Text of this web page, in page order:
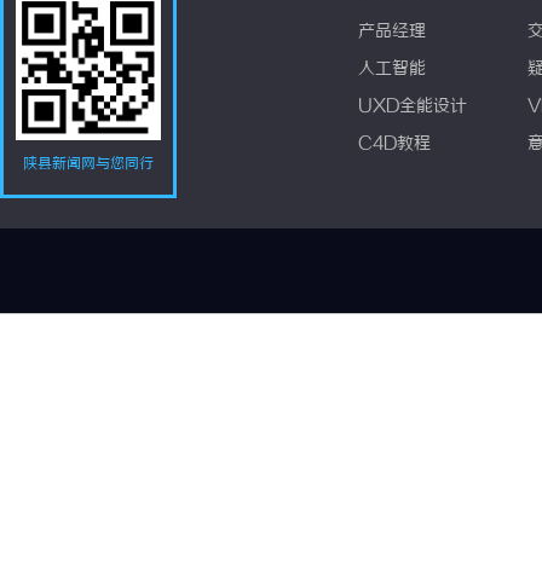
陕县新闻网与您同行
产品经理
人工智能
UXD全能设计
C4D教程